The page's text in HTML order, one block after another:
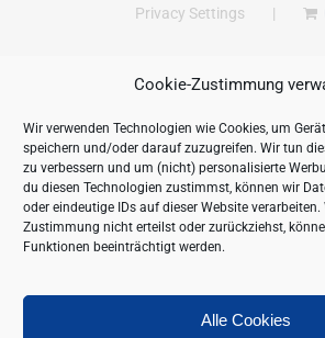
Cookie-Zustimmung
Wir verwenden Technologien wie Cookies, um
speichern und/oder darauf zuzugreifen. Wir tun
zu verbessern und um (nicht) personalisierte
du diesen Technologien zustimmst, können wir
oder eindeutige IDs auf dieser Website verarbeiten.
Zustimmung nicht erteilst oder zurückziehst,
Funktionen beeinträchtigt werden.
Alle Cookies
Privacy Settings
ANSCHRIFT
New Gastroline
Barthestraße 115
18356 Barth
Deutschland/
Öffnungszeiten:
Mo. - Fr. 09.00 bis 16.00
https://